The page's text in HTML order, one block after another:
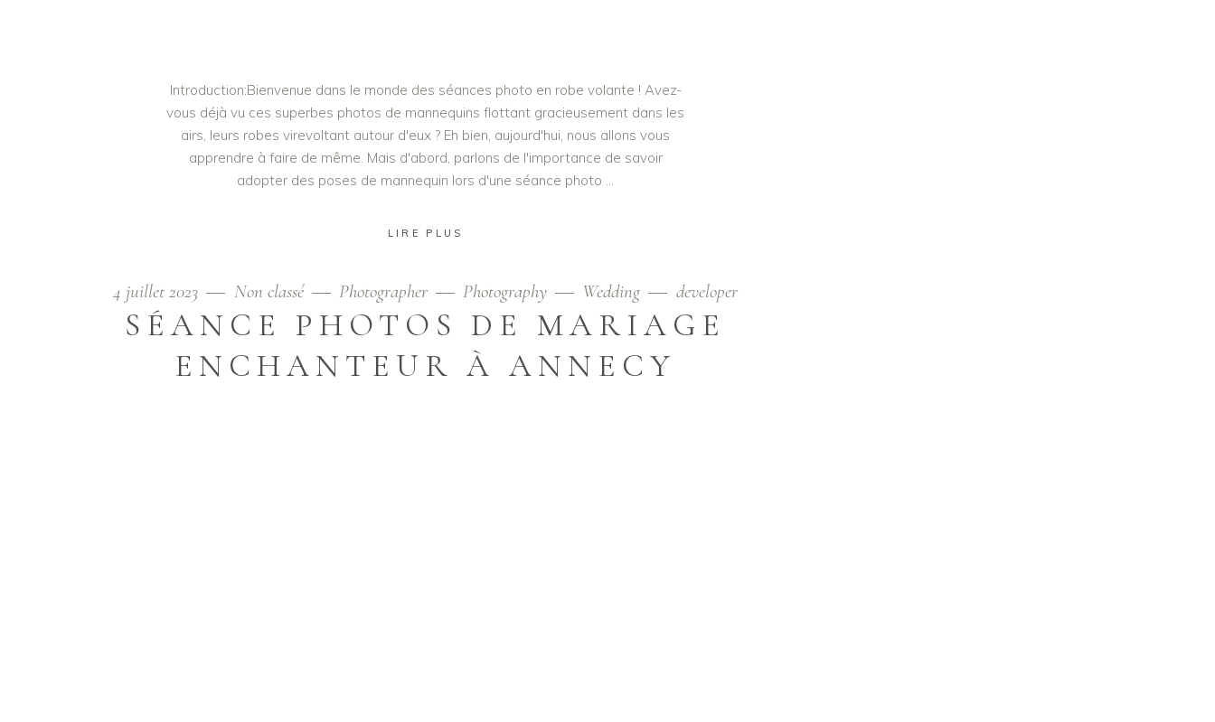
Introduction:Bienvenue dans le monde des séances photo en robe volante ! Avez-
vous déjà vu ces superbes photos de mannequins flottant gracieusement dans les
airs, leurs robes virevoltant autour d'eux ? Eh bien, aujourd'hui, nous allons vous
apprendre à faire de même. Mais d'abord, parlons de l'importance de savoir
adopter des poses de mannequin lors d'une séance photo
LIRE PLUS
4 juillet 2023 Non classé Photographer Photography Wedding developer
SÉANCE PHOTOS DE MARIAGE
ENCHANTEUR À ANNECY